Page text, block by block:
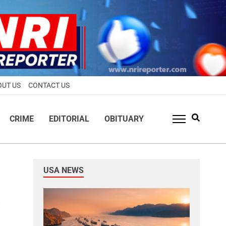
US CONTACT US
CRIME EDITORIAL OBITUARY
USA NEWS